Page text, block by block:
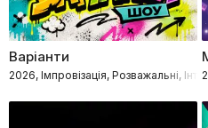
Варіанти
2026, Імпровізація, Розважальні,